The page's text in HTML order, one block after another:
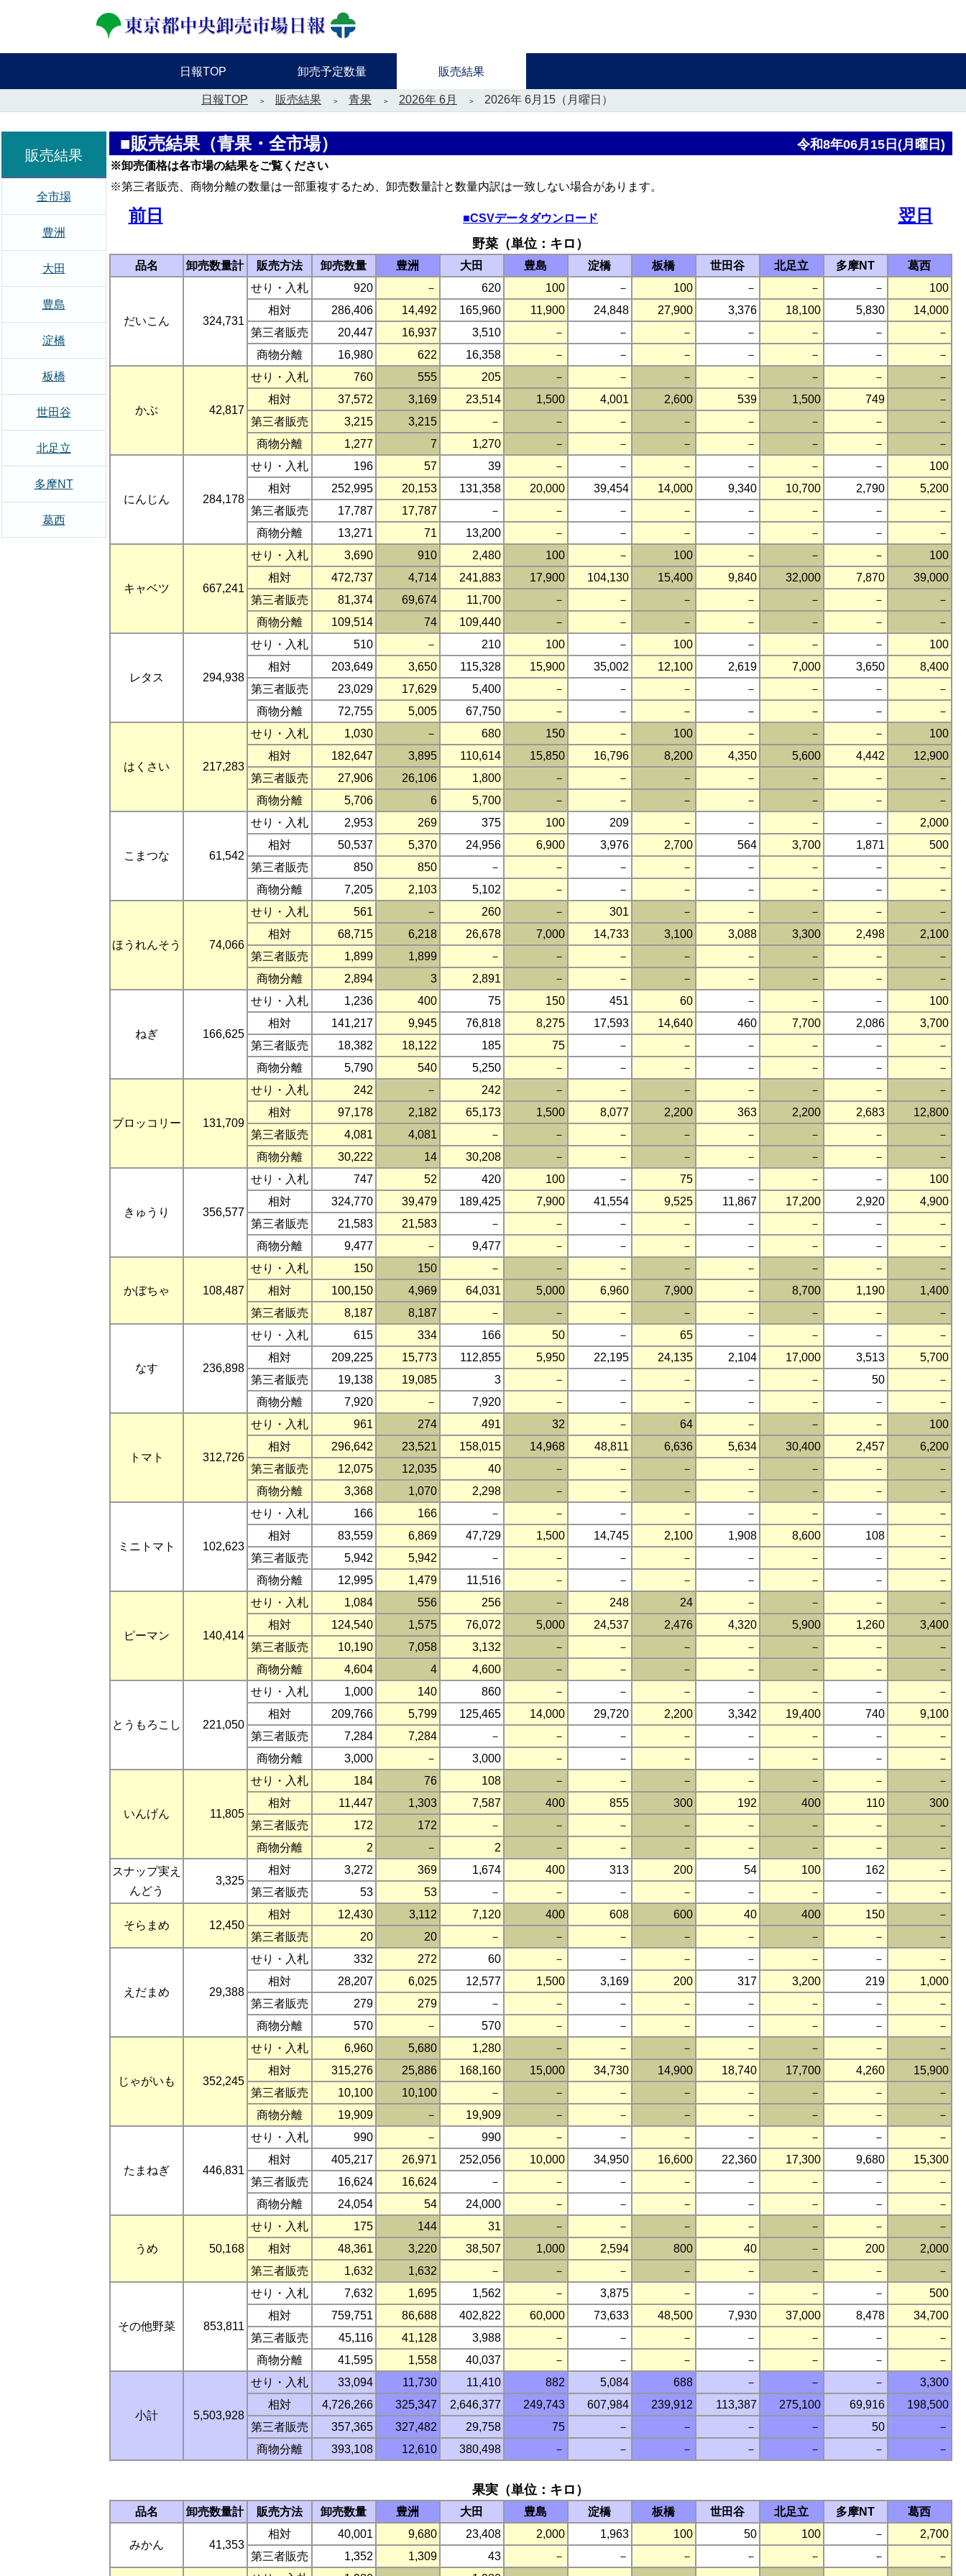
日報TOP 卸売予定数量 販売結果
日報TOP 販売結果 青果 2026年 6月 2026年 6月15（月曜日）
■販売結果（青果・全市場） 令和8年06月15日(月曜日)
※卸売価格は各市場の結果をご覧ください
※第三者販売、商物分離の数量は一部重複するため、卸売数量計と数量内訳は一致しない場合があります。
前日 ■CSVデータダウンロード 翌日
野菜（単位：キロ）
品名 卸売数量計 販売方法 卸売数量 豊洲 大田 豊島 淀橋 板橋 世田谷 北足立 多摩NT 葛西
だいこん 324,731
せり・入札 920 － 620 100 － 100 － － －
100
相対
286,406 14,492 165,960 11,900 24,848 27,900 3,376 18,100 5,830
14,000
第三者販売
20,447 16,937 3,510 － － － － － －
－
商物分離
16,980 622 16,358 － － － － － － －
かぶ 42,817
せり・入札 760 555 205 － － － － － －
－
相対
37,572 3,169 23,514 1,500 4,001 2,600 539 1,500 749
－
第三者販売
3,215 3,215 － － － － － － －
－
商物分離
1,277 7 1,270 － － － － － － －
にんじん 284,178
せり・入札 196 57 39 － － － － － －
100
相対
252,995 20,153 131,358 20,000 39,454 14,000 9,340 10,700 2,790
5,200
第三者販売
17,787 17,787 － － － － － － －
－
商物分離
13,271 71 13,200 － － － － － － －
キャベツ 667,241
せり・入札 3,690 910 2,480 100 － 100 － － －
100
相対
472,737 4,714 241,883 17,900 104,130 15,400 9,840 32,000 7,870
39,000
第三者販売
81,374 69,674 11,700 － － － － － －
－
商物分離
109,514 74 109,440 － － － － － － －
レタス 294,938
せり・入札 510 － 210 100 － 100 － － －
100
相対
203,649 3,650 115,328 15,900 35,002 12,100 2,619 7,000 3,650
8,400
第三者販売
23,029 17,629 5,400 － － － － － －
－
商物分離
72,755 5,005 67,750 － － － － － － －
はくさい 217,283
せり・入札 1,030 － 680 150 － 100 － － －
100
相対
182,647 3,895 110,614 15,850 16,796 8,200 4,350 5,600 4,442
12,900
第三者販売
27,906 26,106 1,800 － － － － － －
－
商物分離
5,706 6 5,700 － － － － － － －
こまつな 61,542
せり・入札 2,953 269 375 100 209 － － － －
2,000
相対
50,537 5,370 24,956 6,900 3,976 2,700 564 3,700 1,871
500
第三者販売
850 850 － － － － － － －
－
商物分離
7,205 2,103 5,102 － － － － － － －
ほうれんそう 74,066
せり・入札 561 － 260 － 301 － － － －
－
相対
68,715 6,218 26,678 7,000 14,733 3,100 3,088 3,300 2,498
2,100
第三者販売
1,899 1,899 － － － － － － －
－
商物分離
2,894 3 2,891 － － － － － － －
ねぎ 166,625
せり・入札 1,236 400 75 150 451 60 － － －
100
相対
141,217 9,945 76,818 8,275 17,593 14,640 460 7,700 2,086
3,700
第三者販売
18,382 18,122 185 75 － － － － －
－
商物分離
5,790 540 5,250 － － － － － － －
ブロッコリー 131,709
せり・入札 242 － 242 － － － － － －
－
相対
97,178 2,182 65,173 1,500 8,077 2,200 363 2,200 2,683
12,800
第三者販売
4,081 4,081 － － － － － － －
－
商物分離
30,222 14 30,208 － － － － － － －
きゅうり 356,577
せり・入札 747 52 420 100 － 75 － － －
100
相対
324,770 39,479 189,425 7,900 41,554 9,525 11,867 17,200 2,920
4,900
第三者販売
21,583 21,583 － － － － － － －
－
商物分離
9,477 － 9,477 － － － － － － －
かぼちゃ 108,487
せり・入札 150 150 － － － － － － －
－
相対
100,150 4,969 64,031 5,000 6,960 7,900 － 8,700 1,190
1,400
第三者販売
8,187 8,187 － － － － － － － －
なす 236,898
せり・入札 615 334 166 50 － 65 － － －
－
相対
209,225 15,773 112,855 5,950 22,195 24,135 2,104 17,000 3,513
5,700
第三者販売
19,138 19,085 3 － － － － － 50
－
商物分離
7,920 － 7,920 － － － － － － －
トマト 312,726
せり・入札 961 274 491 32 － 64 － － －
100
相対
296,642 23,521 158,015 14,968 48,811 6,636 5,634 30,400 2,457
6,200
第三者販売
12,075 12,035 40 － － － － － －
－
商物分離
3,368 1,070 2,298 － － － － － － －
ミニトマト 102,623
せり・入札 166 166 － － － － － － －
－
相対
83,559 6,869 47,729 1,500 14,745 2,100 1,908 8,600 108
－
第三者販売
5,942 5,942 － － － － － － －
－
商物分離
12,995 1,479 11,516 － － － － － － －
ピーマン 140,414
せり・入札 1,084 556 256 － 248 24 － － －
－
相対
124,540 1,575 76,072 5,000 24,537 2,476 4,320 5,900 1,260
3,400
第三者販売
10,190 7,058 3,132 － － － － － －
－
商物分離
4,604 4 4,600 － － － － － － －
とうもろこし 221,050
せり・入札 1,000 140 860 － － － － － －
－
相対
209,766 5,799 125,465 14,000 29,720 2,200 3,342 19,400 740
9,100
第三者販売
7,284 7,284 － － － － － － －
－
商物分離
3,000 － 3,000 － － － － － － －
いんげん 11,805
せり・入札 184 76 108 － － － － － －
－
相対
11,447 1,303 7,587 400 855 300 192 400 110
300
第三者販売
172 172 － － － － － － －
－
商物分離
2 － 2 － － － － － －
－
スナップ実え
んどう
3,325
相対 3,272 369 1,674 400 313 200 54 100 162
－
第三者販売
53 53 － － － － － － － －
そらまめ 12,450
相対 12,430 3,112 7,120 400 608 600 40 400 150
－
第三者販売
20 20 － － － － － － － －
えだまめ 29,388
せり・入札 332 272 60 － － － － － －
－
相対
28,207 6,025 12,577 1,500 3,169 200 317 3,200 219
1,000
第三者販売
279 279 － － － － － － －
－
商物分離
570 － 570 － － － － － － －
じゃがいも 352,245
せり・入札 6,960 5,680 1,280 － － － － － －
－
相対
315,276 25,886 168,160 15,000 34,730 14,900 18,740 17,700 4,260
15,900
第三者販売
10,100 10,100 － － － － － － －
－
商物分離
19,909 － 19,909 － － － － － － －
たまねぎ 446,831
せり・入札 990 － 990 － － － － － －
－
相対
405,217 26,971 252,056 10,000 34,950 16,600 22,360 17,300 9,680
15,300
第三者販売
16,624 16,624 － － － － － － －
－
商物分離
24,054 54 24,000 － － － － － － －
うめ 50,168
せり・入札 175 144 31 － － － － － －
－
相対
48,361 3,220 38,507 1,000 2,594 800 40 － 200
2,000
第三者販売
1,632 1,632 － － － － － － － －
その他野菜 853,811
せり・入札 7,632 1,695 1,562 － 3,875 － － － －
500
相対
759,751 86,688 402,822 60,000 73,633 48,500 7,930 37,000 8,478
34,700
第三者販売
45,116 41,128 3,988 － － － － － －
－
商物分離
41,595 1,558 40,037 － － － － － － －
小計 5,503,928
せり・入札 33,094 11,730 11,410 882 5,084 688 － － －
3,300
相対
4,726,266 325,347 2,646,377 249,743 607,984 239,912 113,387 275,100 69,916
198,500
第三者販売
357,365 327,482 29,758 75 － － － － 50
－
商物分離
393,108 12,610 380,498 － － － － － － －
果実（単位：キロ）
品名 卸売数量計 販売方法 卸売数量 豊洲 大田 豊島 淀橋 板橋 世田谷 北足立 多摩NT 葛西
みかん 41,353
相対 40,001 9,680 23,408 2,000 1,963 100 50 100 －
2,700
第三者販売
1,352 1,309 43 － － － － － －
－
販売結果
全市場
豊洲
大田
豊島
淀橋
板橋
世田谷
北足立
多摩NT
葛西